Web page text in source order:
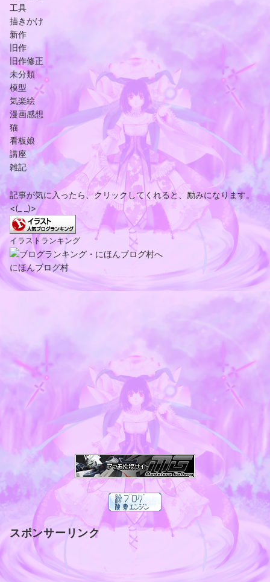
工具
描きかけ
新作
旧作
旧作修正
未分類
模型
気楽絵
漫画感想
猫
看板娘
講座
雑記
記事が気に入ったら、クリックしてくれると、励みになります。
<(_ _)>
イラストランキング
にほんブログ村
スポンサーリンク